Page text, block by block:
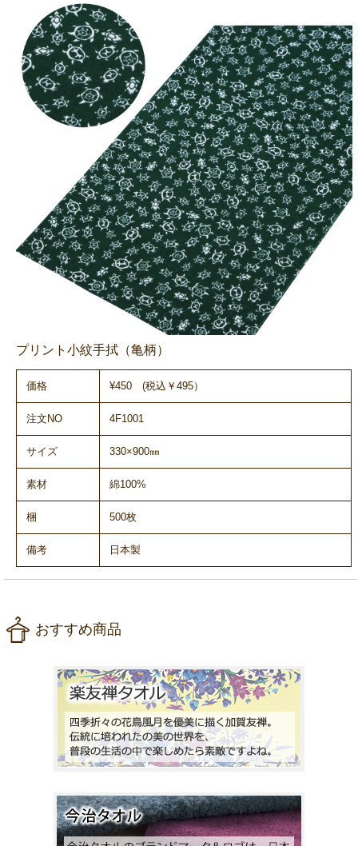
プリント小紋手拭（亀柄）
価格 ¥450 (税込￥495）
注文NO 4F1001
サイズ 330×900㎜
素材 綿100%
梱 500枚
備考 日本製
おすすめ商品